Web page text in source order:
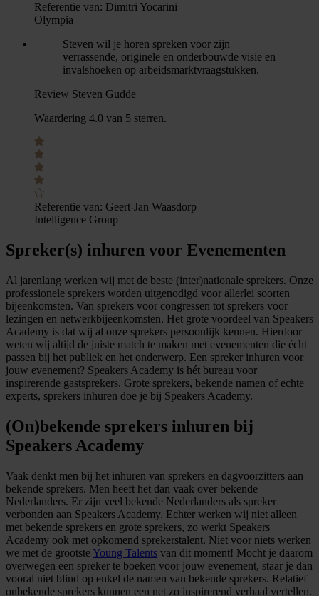
Referentie van: Dimitri Yocarini
Olympia
Steven wil je horen spreken voor zijn
verrassende, originele en onderbouwde visie en
invalshoeken op arbeidsmarktvraagstukken.
Review Steven Gudde
Waardering 4.0 van 5 sterren.
Referentie van: Geert-Jan Waasdorp
Intelligence Group
Spreker(s) inhuren voor Evenementen
Al jarenlang werken wij met de beste (inter)nationale sprekers. Onze
professionele sprekers worden uitgenodigd voor allerlei soorten
bijeenkomsten. Van sprekers voor congressen tot sprekers voor
lezingen en netwerkbijeenkomsten. Het grote voordeel van Speakers
Academy is dat wij al onze sprekers persoonlijk kennen. Hierdoor
weten wij altijd de juiste match te maken met evenementen die écht
passen bij het publiek en het onderwerp. Een spreker inhuren voor
jouw evenement? Speakers Academy is hét bureau voor
inspirerende gastsprekers. Grote sprekers, bekende namen of echte
experts, sprekers inhuren doe je bij Speakers Academy.
(On)bekende sprekers inhuren bij
Speakers Academy
Vaak denkt men bij het inhuren van sprekers en dagvoorzitters aan
bekende sprekers. Men heeft het dan vaak over bekende
Nederlanders. Er zijn veel bekende Nederlanders als spreker
verbonden aan Speakers Academy. Echter werken wij niet alleen
met bekende sprekers en grote sprekers, zo werkt Speakers
Academy ook met opkomend sprekerstalent. Niet voor niets werken
we met de grootsteYoung Talents van dit moment! Mocht je daarom
overwegen een spreker te boeken voor jouw evenement, staar je dan
vooral niet blind op enkel de namen van bekende sprekers. Relatief
onbekende sprekers kunnen een net zo inspirerend verhaal vertellen.